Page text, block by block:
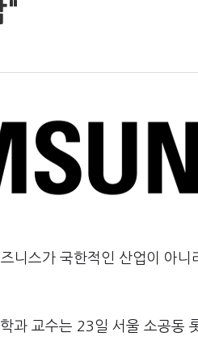
"
니스가 국한적인 산업이 아
과 교수는 23일 서울 소공동